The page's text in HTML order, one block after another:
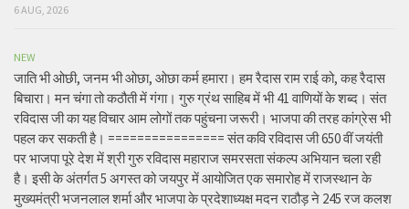
6 AUG, 2026
NEW
जाति भी ओछी, जनम भी ओछा, ओछा कर्म हमारा। हम रैदास राम राई को, कह रैदास
बिचारा। मन चंगा तो कठौती में गंगा। गुरु ग्रंथ साहिब में भी 41 वाणियों के शब्द। संत
रविदास जी का यह विचार आम लोगों तक पहुंचना जरूरी। भाजपा की तरह कांग्रेस भी
पहल कर सकती है। ================ संत कवि रविदास जी 650 वीं जयंती
पर भाजपा पूरे देश में श्री गुरु रविदास महाराज समरसता संकल्प अभियान चला रही
है। इसी के अंतर्गत 5 अगस्त को जयपुर में आयोजित एक समारोह में राजस्थान के
मुख्यमंत्री भजनलाल शर्मा और भाजपा के प्रदेशाध्यक्ष मदन राठौड़ ने 245 रज कलश